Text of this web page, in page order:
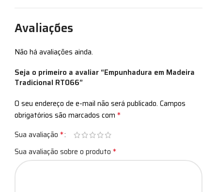
Avaliações
Não há avaliações ainda.
Seja o primeiro a avaliar “Empunhadura em Madeira
Tradicional RT066”
O seu endereço de e-mail não será publicado. Campos
obrigatórios são marcados com *
Sua avaliação *
Sua avaliação sobre o produto *